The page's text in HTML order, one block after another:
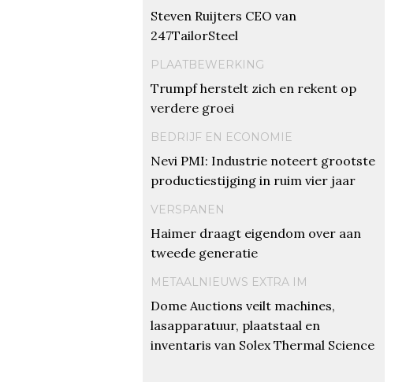
Steven Ruijters CEO van
247TailorSteel
PLAATBEWERKING
Trumpf herstelt zich en rekent op
verdere groei
BEDRIJF EN ECONOMIE
Nevi PMI: Industrie noteert grootste
productiestijging in ruim vier jaar
VERSPANEN
Haimer draagt eigendom over aan
tweede generatie
METAALNIEUWS EXTRA IM
Dome Auctions veilt machines,
lasapparatuur, plaatstaal en
inventaris van Solex Thermal Science